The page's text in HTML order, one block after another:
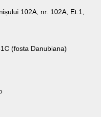
102A, nr. 102A, Et.1,
(fosta Danubiana)